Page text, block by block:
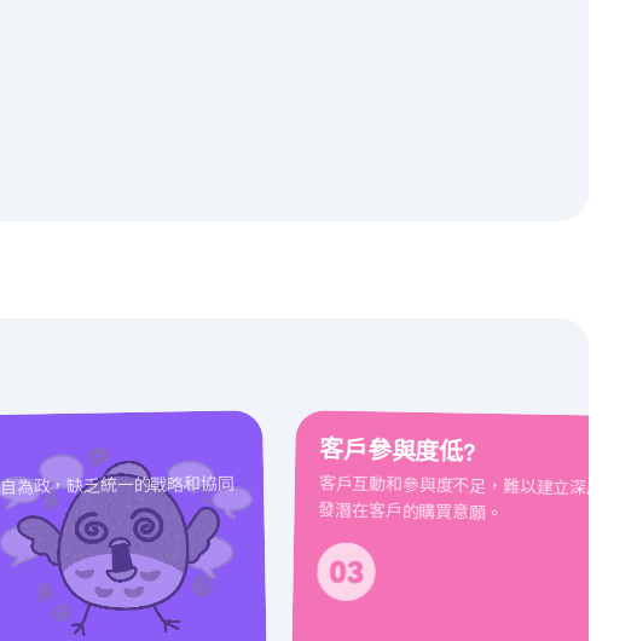
為政，缺乏統一的戰略和協同
客戶參與度低?
客戶互動和參與度不足，難以建立深厚的
發潛在客戶的購買意願。